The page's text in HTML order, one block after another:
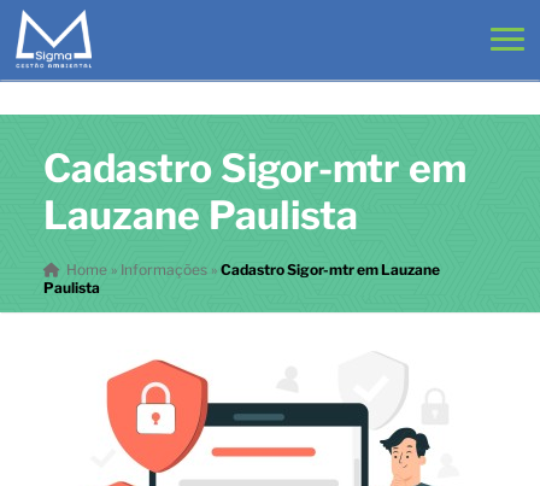
Cadastro Sigor-mtr em
Lauzane Paulista
Home» Informações » Cadastro Sigor-mtr em Lauzane
Paulista